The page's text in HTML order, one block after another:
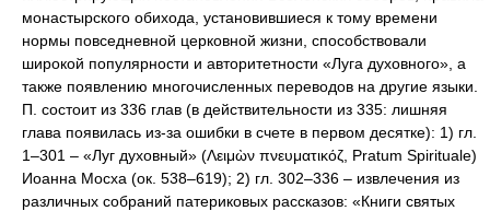
монастырского обихода, установившиеся к тому времени
нормы повседневной церковной жизни, способствовали
широкой популярности и авторитетности «Луга духовного», а
также появлению многочисленных переводов на другие языки.
П. состоит из 336 глав (в действительности из 335: лишняя
глава появилась из-за ошибки в счете в первом десятке): 1) гл.
1–301 – «Луг духовный» (Λειμὼν πνευματικόζ, Pratum Spirituale)
Иоанна Мосха (ок. 538–619); 2) гл. 302–336 – извлечения из
различных собраний патериковых рассказов: «Книги святых